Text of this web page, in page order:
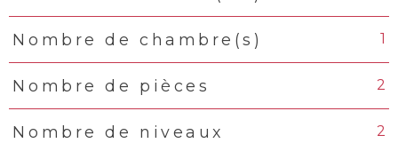
Nombre de chambre(s) 1
Nombre de pièces 2
Nombre de niveaux 2